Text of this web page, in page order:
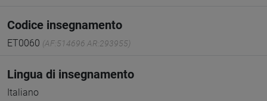
Codice insegnamento
ET0060 (AF:514696 AR:293955)
Lingua di insegnamento
Italiano